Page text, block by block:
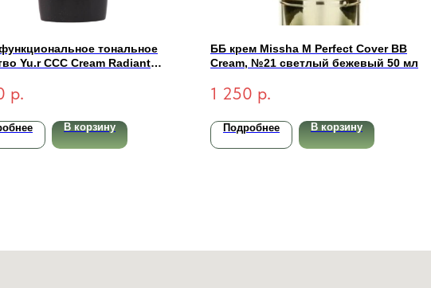
тональное
Yu.r CCC Cream Radiant
50 мл
р.
В корзину
ББ крем Missha M Perfect Cover BB
Cream, №21 светлый бежевый 50 мл
1 250 р.
Подробнее В корзину